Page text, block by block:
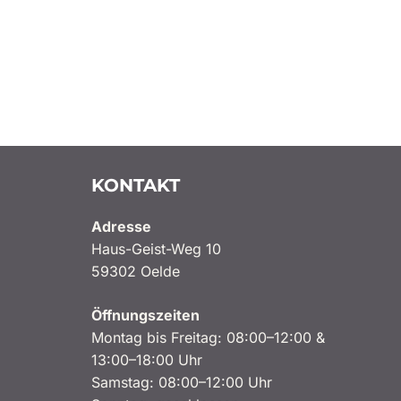
KONTAKT
Adresse
Haus-Geist-Weg 10
59302 Oelde
Öffnungszeiten
Montag bis Freitag: 08:00–12:00 &
13:00–18:00 Uhr
Samstag: 08:00–12:00 Uhr